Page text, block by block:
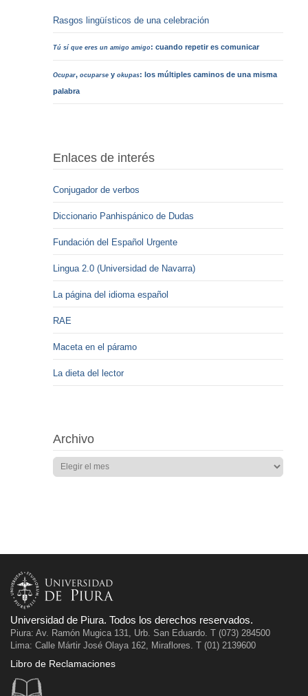
Rasgos lingüísticos de una celebración
Tú sí que eres un amigo amigo: cuando repetir es comunicar
Ocupar,ocuparse yokupas: los múltiples caminos de una misma
palabra
Enlaces de interés
Conjugador de verbos
Diccionario Panhispánico de Dudas
Fundación del Español Urgente
Lingua 2.0 (Universidad de Navarra)
La página del idioma español
RAE
Maceta en el páramo
La dieta del lector
Archivo
Universidad de Piura. Todos los derechos reservados.
Piura: Av. Ramón Mugica 131, Urb. San Eduardo. T (073) 284500
Lima: Calle Mártir José Olaya 162, Miraflores. T (01) 2139600
Libro de Reclamaciones